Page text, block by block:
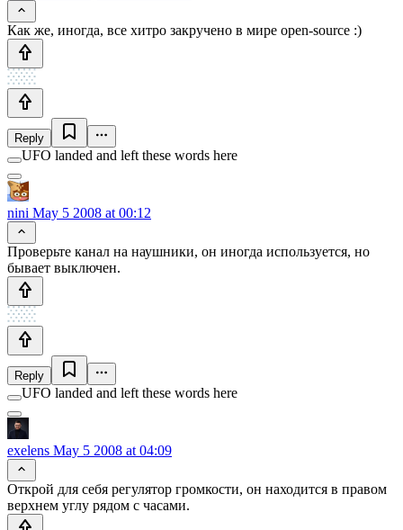
Как же, иногда, все хитро закручено в мире open-source :)
Reply
UFO landed and left these words here
nini May 5 2008 at 00:12
Проверьте канал на наушники, он иногда используется, но
бывает выключен.
Reply
UFO landed and left these words here
exelens May 5 2008 at 04:09
Открой для себя регулятор громкости, он находится в правом
верхнем углу рядом с часами.